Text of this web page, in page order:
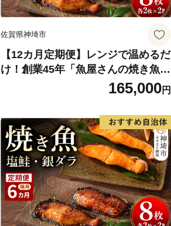
佐賀県神埼市
【12カ月定期便】レンジで温めるだ
け！創業45年「魚屋さんの焼き魚」
塩鮭・銀ダラ各2枚×2袋【魚料理 夕
食 おかず 簡単 手軽 レンチン ふる
さと納税】(H032117)
165,000円